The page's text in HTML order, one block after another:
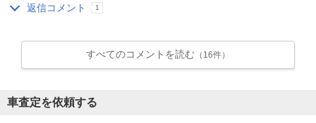
返信コメント 1
すべてのコメントを読む （16件）
車査定を依頼する